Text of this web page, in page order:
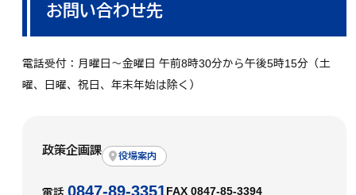
お問い合わせ先
電話受付：月曜日～金曜日 午前8時30分から午後5時15分（土
曜、日曜、祝日、年末年始は除く）
政策企画課 役場案内
0847-89-3351 FAX 0847-85-3394